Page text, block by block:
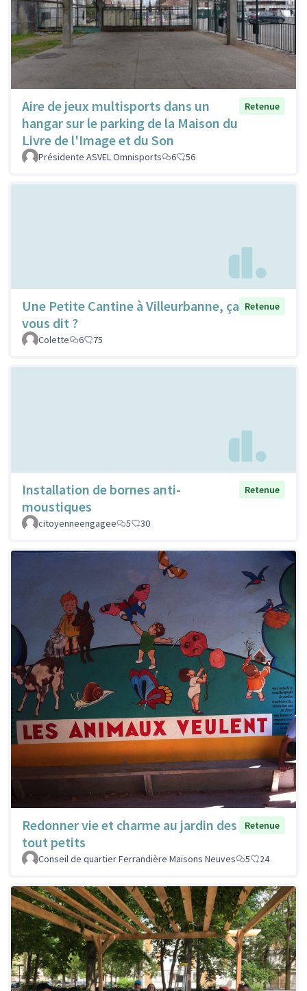
Aire de jeux multisports dans un
hangar sur le parking de la Maison du
Livre de l'Image et du Son
Retenue
Présidente ASVEL Omnisports 6 56
Une Petite Cantine à Villeurbanne, ça
vous dit ?
Retenue
Colette 6 75
Installation de bornes anti-
moustiques
Retenue
citoyenneengagee 5 30
Redonner vie et charme au jardin des
tout petits
Retenue
Conseil de quartier Ferrandière Maisons Neuves 5 24